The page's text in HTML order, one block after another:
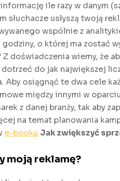
ile razy w danym
słuchacze usłyszą twoją
wspólnie z
o której ma zostać
doświadczenia wiemy, że
do jak największej
Aby osiągnąć te dwa cele
między innymi w
z danej branży, tak aby
na temat planowania
e-booku Jak zwiększyć
moją reklamę?